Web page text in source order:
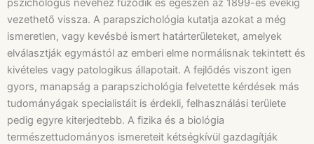
pszichológus nevéhez fűződik és egészen az 1899-es évekig
vezethető vissza. A parapszichológia kutatja azokat a még
ismeretlen, vagy kevésbé ismert határterületeket, amelyek
elválasztják egymástól az emberi elme normálisnak tekintett és
kivételes vagy patologikus állapotait. A fejlődés viszont igen
gyors, manapság a parapszichológia felvetette kérdések más
tudományágak specialistáit is érdekli, felhasználási területe
pedig egyre kiterjedtebb. A fizika és a biológia
természettudományos ismereteit kétségkívül gazdagítják